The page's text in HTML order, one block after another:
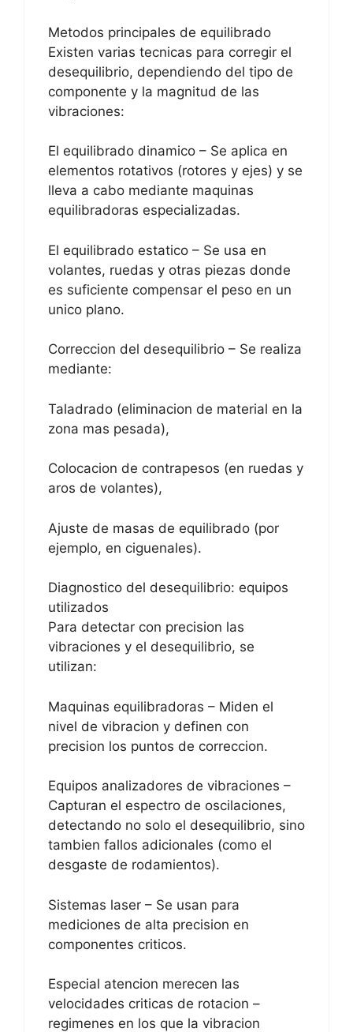
Metodos principales de equilibrado
Existen varias tecnicas para corregir el
desequilibrio, dependiendo del tipo de
componente y la magnitud de las
vibraciones:
El equilibrado dinamico – Se aplica en
elementos rotativos (rotores y ejes) y se
lleva a cabo mediante maquinas
equilibradoras especializadas.
El equilibrado estatico – Se usa en
volantes, ruedas y otras piezas donde
es suficiente compensar el peso en un
unico plano.
Correccion del desequilibrio – Se realiza
mediante:
Taladrado (eliminacion de material en la
zona mas pesada),
Colocacion de contrapesos (en ruedas y
aros de volantes),
Ajuste de masas de equilibrado (por
ejemplo, en ciguenales).
Diagnostico del desequilibrio: equipos
utilizados
Para detectar con precision las
vibraciones y el desequilibrio, se
utilizan:
Maquinas equilibradoras – Miden el
nivel de vibracion y definen con
precision los puntos de correccion.
Equipos analizadores de vibraciones –
Capturan el espectro de oscilaciones,
detectando no solo el desequilibrio, sino
tambien fallos adicionales (como el
desgaste de rodamientos).
Sistemas laser – Se usan para
mediciones de alta precision en
componentes criticos.
Especial atencion merecen las
velocidades criticas de rotacion –
regimenes en los que la vibracion